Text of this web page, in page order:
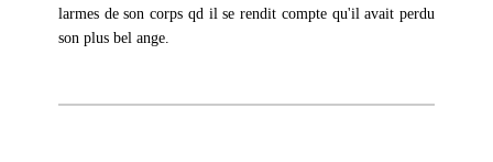
larmes de son corps qd il se rendit compte qu'il avait perdu
son plus bel ange.